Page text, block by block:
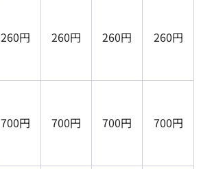
260円 260円 260円 260円
700円 700円 700円 700円